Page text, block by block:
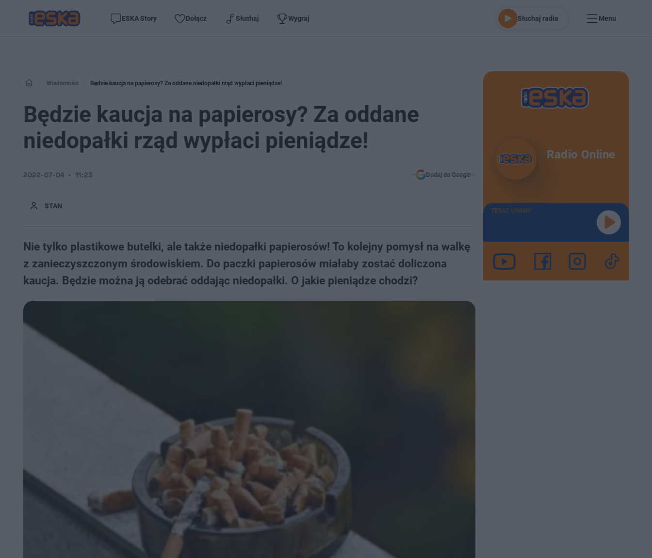
ESKA Story Dołącz Słuchaj Wygraj Słuchaj radia Menu
Wiadomości Będzie kaucja na papierosy? Za oddane niedopałki rząd wypłaci pieniądze!
Będzie kaucja na papierosy? Za oddane
niedopałki rząd wypłaci pieniądze!
STAN
2022-07-04 11:23 Dodaj do Google
Nie tylko plastikowe butelki, ale także niedopałki papierosów! To kolejny pomysł na walkę
z zanieczyszczonym środowiskiem. Do paczki papierosów miałaby zostać doliczona
kaucja. Będzie można ją odebrać oddając niedopałki. O jakie pieniądze chodzi?
Radio Online
TERAZ GRAMY